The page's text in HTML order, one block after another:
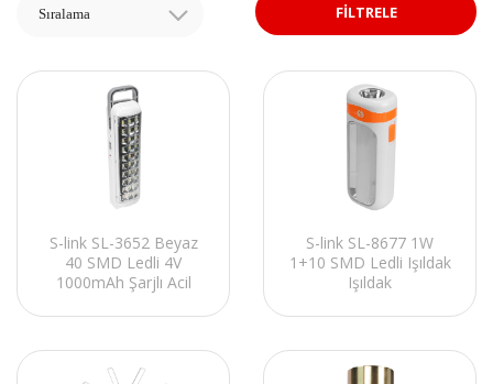
FİLTRELE
Sıralama
S-link SL-3652 Beyaz
40 SMD Ledli 4V
1000mAh Şarjlı Acil
S-link SL-8677 1W
1+10 SMD Ledli Işıldak
Işıldak